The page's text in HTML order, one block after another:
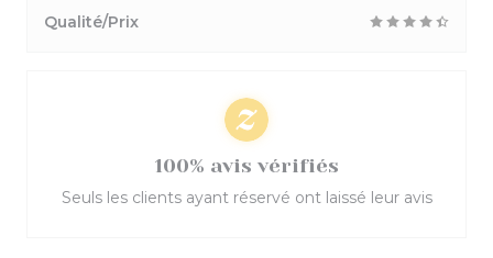
Qualité/Prix
100% avis vérifiés
Seuls les clients ayant réservé ont laissé leur avis